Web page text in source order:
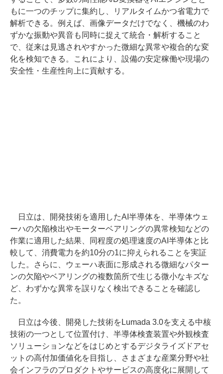
もに一つのチップに集約し、リアルタイムかつ省電力で
解析できる。例えば、画像データだけでなく、機械のわ
ずかな振動や異音も同時に捉えて統合・解析すること
で、従来は見逃されやすかった微細な異常や複合的な変
化を検知できる。これにより、設備の安定稼働や現場の
安全性・生産性向上に貢献する。
日立は、開発技術を適用したAI半導体を、半導体ウェ
ーハの欠陥検出やモーターベアリングの異常検知などの
作業に適用した結果、同程度の処理速度のAI半導体と比
較して、消費電力を約10分の1に抑えられることを実証
した。さらに、ウェーハ表面に形成される微細なパター
ンの欠陥やベアリングの複数箇所で生じる微小なキズな
ど、わずかな異常を誤りなく検出できることを確認し
た。
日立は今後、開発した技術をLumada 3.0を支える中核
技術の一つとして位置付け、半導体検査装置や外観検査
ソリューションなどをはじめとするデジタライズドアセ
ットの高付加価値化を目指し、さまざまな産業分野や社
会インフラのプロダクトやサービスの高度化に展開して